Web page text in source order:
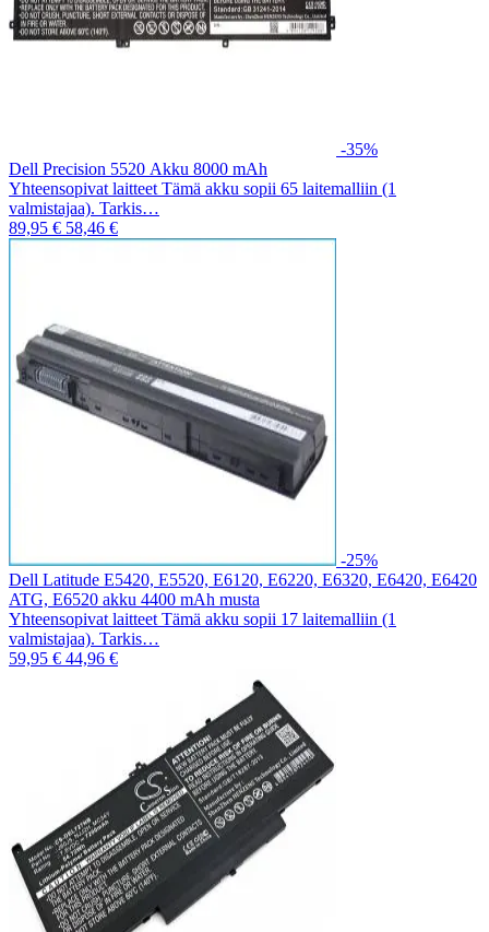
-35%
Dell Precision 5520 Akku 8000 mAh
Yhteensopivat laitteet Tämä akku sopii 65 laitemalliin (1
valmistajaa). Tarkis…
89,95 € 58,46 €
-25%
Dell Latitude E5420, E5520, E6120, E6220, E6320, E6420, E6420
ATG, E6520 akku 4400 mAh musta
Yhteensopivat laitteet Tämä akku sopii 17 laitemalliin (1
valmistajaa). Tarkis…
59,95 € 44,96 €